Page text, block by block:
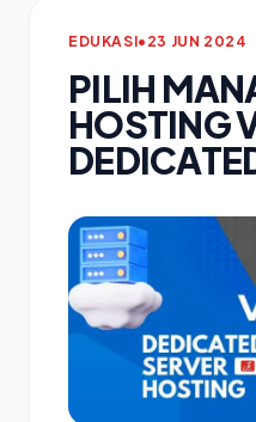
EDUKASI• 23 JUN 2024
PILIH
HOSTING